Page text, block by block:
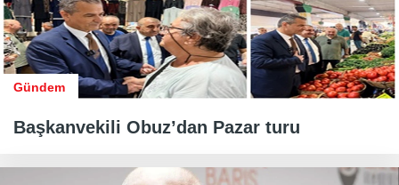
Gündem
Başkanvekili Obuz’dan Pazar turu